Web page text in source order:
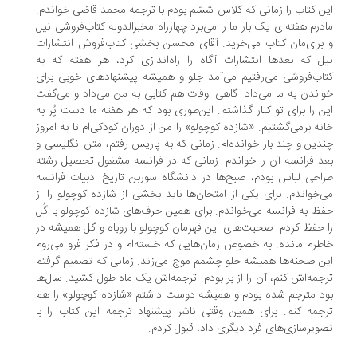
کتاب را زمانی که کلاس ششم بودم با ترجمه محمد قاضی خواندم.
هفته‌ای یک بار ما را می‌برد چهارراه مخبرالدوله کتاب‌فروشی نیل
برای‌مان کتاب می‌خرید. آقای محسن بخشی کتاب‌فروش انتشارات
که بعد‌ها انتشارات آگاه را راه‌اندازی کرد، هر هفته که به
می‌رفتیم می‌آمد جلو و همیشه پیشنهاد‌های خوبی برای
به ما می‌داد. گاهی اوقات هم کتابی به من می‌داد و می‌گفت
را برای تو کنار گذاشتم. این‌طوری بود که هر هفته ما دست پُر به
برمی‌گشتیم. «شازده کوچولو» را من از دوران کودکی‌ام تا به امروز
و چند بار خوانده‌ام. زمانی که به پاریس رفتم، متن انگلیسی و
فرانسه آن را خواندم. زمانی که در فرانسه مشغول تحصیل رشته
لباس بودم، صبح‌ها در دانشگاه سوربن تاریخ ادبیات فرانسه
برای یکی از امتحان‌ها باید بخشی از شازده کوچولو را از
به فرانسه می‌خواندم. برای همین حرف‌های شازده کوچولو با گُل
حفظ کردم. صحبت‌های این قهرمان کوچولو با روباه و گل همیشه در
مانده. به خصوص زمان‌هایی که خسته‌ام و در فکر فرو می‌روم
صحنه‌ها همیشه جلو چشمم موج می‌زند. زمانی که تصمیم گرفتم
کنم، آن را از بر بودم. ترجمه‌اش یک ماه طول کشید. سال‌ها
مترجم شده بودم و همیشه دوست داشتم «شازده کوچولو» را هم
کنم. برای همین وقتی ناشر پیشنهاد ترجمه این کتاب را با
فرد دیگری داد، قبول کردم.